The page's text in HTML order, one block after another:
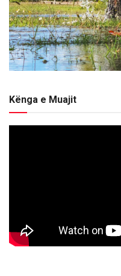
Kënga e Muajit